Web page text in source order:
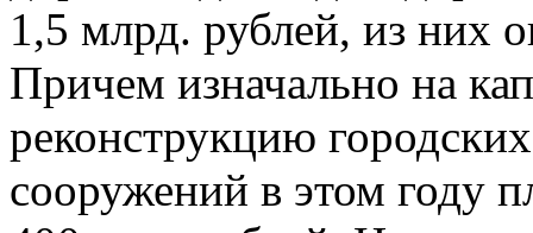
1,5 млрд. рублей, из них
Причем изначально на
реконструкцию
сооружений в этом году